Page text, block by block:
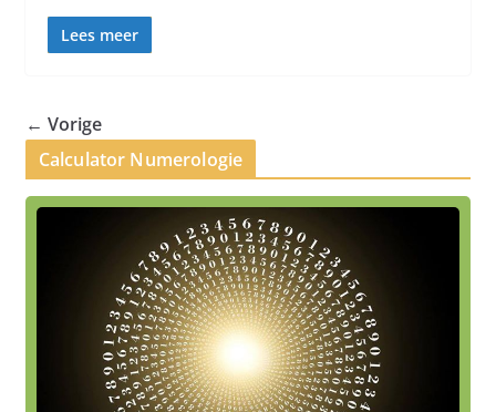
Lees meer
← Vorige
Calculator Numerologie